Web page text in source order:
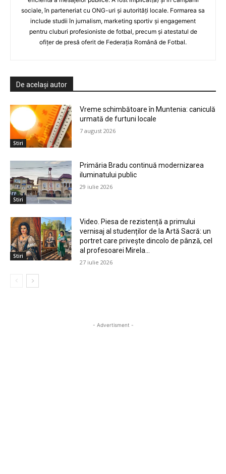
sociale, în parteneriat cu ONG-uri și autorități locale. Formarea sa
include studii în jurnalism, marketing sportiv și engagement
pentru cluburi profesioniste de fotbal, precum și atestatul de
ofițer de presă oferit de Federația Română de Fotbal.
De același autor
Stiri
Vreme schimbătoare în Muntenia: caniculă
urmată de furtuni locale
7 august 2026
Stiri
Primăria Bradu continuă modernizarea
iluminatului public
29 iulie 2026
Stiri
Video. Piesa de rezistență a primului
vernisaj al studenților de la Artă Sacră: un
portret care privește dincolo de pânză, cel
al profesoarei Mirela...
27 iulie 2026
- Advertisment -